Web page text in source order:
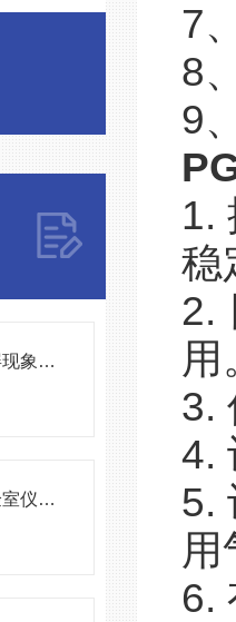
全自动顶空进样器出现卡屏现象怎么处理？
氮气发生器可以与哪些实验室仪器搭配使用？
7
8
9
1.
稳
2.
用
3.
4.
5.
用
6.